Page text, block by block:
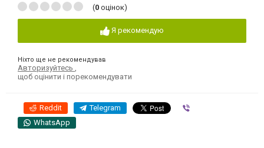
(0 оцінок)
Я рекомендую
Ніхто ще не рекомендував
Авторизуйтесь
щоб оцінити і порекомендувати
Reddit Telegram
WhatsApp